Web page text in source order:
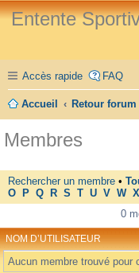
Entente
Accès rapide FAQ
Accueil Retour forum
Membres
Rechercher un membre •
O
P Q R S T U V W X
0
NOM D’UTILISATEUR
Aucun membre trouvé pour